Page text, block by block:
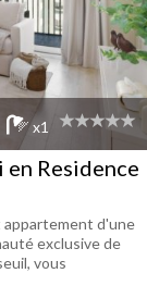
x1
Residence
appartement d'une
exclusive de
vous